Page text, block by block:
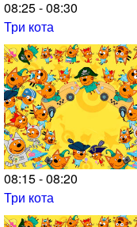
08:25 - 08:30
Три кота
08:15 - 08:20
Три кота